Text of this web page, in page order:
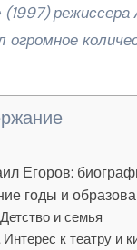
(1997)
огромное
Егоров:
годы и
Детство и семья
Интерес к театру и